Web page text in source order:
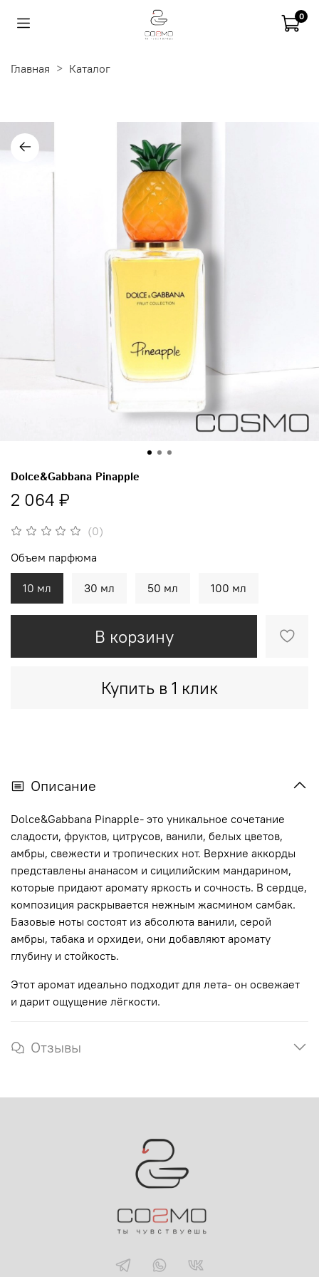
0
Главная Каталог
(0)
Dolce&Gabbana Pinapple
2 064 ₽
В корзину
Купить в 1 клик
Объем парфюма
10 мл 30 мл 50 мл 100 мл
Описание
Dolce&Gabbana Pinapple- это уникальное сочетание
сладости, фруктов, цитрусов, ванили, белых цветов,
амбры, свежести и тропических нот. Верхние аккорды
представлены ананасом и сицилийским мандарином,
которые придают аромату яркость и сочность. В сердце,
композиция раскрывается нежным жасмином самбак.
Базовые ноты состоят из абсолюта ванили, серой
амбры, табака и орхидеи, они добавляют аромату
глубину и стойкость.
Этот аромат идеально подходит для лета- он освежает
и дарит ощущение лёгкости.
Отзывы